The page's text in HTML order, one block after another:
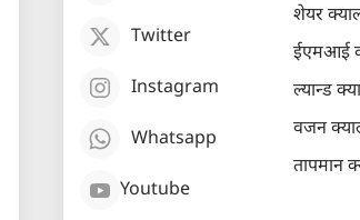
Twitter
Instagram
Whatsapp
Youtube
शेयर
ईएमआई
ल्यान्ड
वजन
तापमान